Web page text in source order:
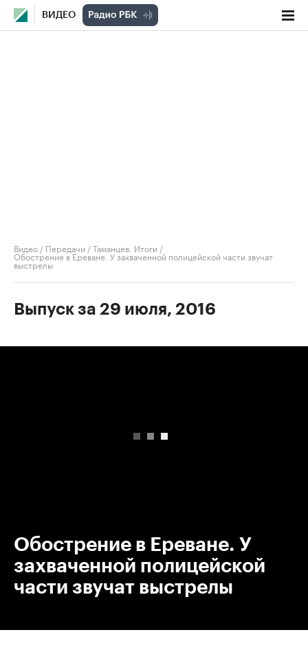
ВИДЕО
Видео / Передачи /Таманцев. Итоги /
Обострение в Ереване. У захваченной полицейской части звучат
выстрелы
Выпуск за 29 июля, 2016
Обострение в Ереване. У
захваченной полицейской
части звучат выстрелы